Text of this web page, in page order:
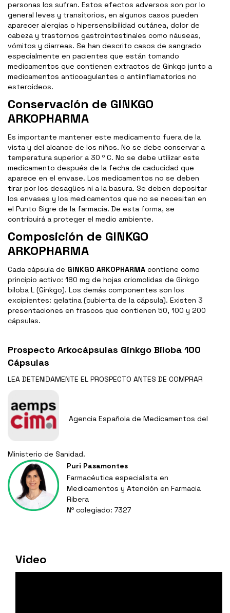
personas los sufran. Estos efectos adversos son por lo
general leves y transitorios, en algunos casos pueden
aparecer alergias o hipersensibilidad cutánea, dolor de
cabeza y trastornos gastrointestinales como náuseas,
vómitos y diarreas. Se han descrito casos de sangrado
especialmente en pacientes que están tomando
medicamentos que contienen extractos de Ginkgo junto a
medicamentos anticoagulantes o antiinflamatorios no
esteroideos.
Conservación de GINKGO
ARKOPHARMA
Es importante mantener este medicamento fuera de la
vista y del alcance de los niños. No se debe conservar a
temperatura superior a 30 º C. No se debe utilizar este
medicamento después de la fecha de caducidad que
aparece en el envase. Los medicamentos no se deben
tirar por los desagües ni a la basura. Se deben depositar
los envases y los medicamentos que no se necesitan en
el Punto Sigre de la farmacia. De esta forma, se
contribuirá a proteger el medio ambiente.
Composición de GINKGO
ARKOPHARMA
Cada cápsula de GINKGO ARKOPHARMA contiene como
principio activo: 180 mg de hojas criomolidas de Ginkgo
biloba L (Ginkgo). Los demás componentes son los
excipientes: gelatina (cubierta de la cápsula). Existen 3
presentaciones en frascos que contienen 50, 100 y 200
cápsulas.
Prospecto Arkocápsulas Ginkgo Biloba 100
Cápsulas
LEA DETENIDAMENTE EL PROSPECTO ANTES DE COMPRAR
Agencia Española de Medicamentos del
Ministerio de Sanidad.
Puri Pasamontes
Farmacéutica especialista en
Medicamentos y Atención en Farmacia
Ribera
Nº colegiado: 7327
Video